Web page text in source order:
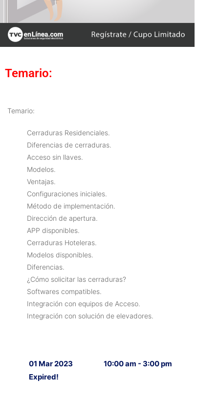
Temario:
Temario:
Cerraduras Residenciales.
Diferencias de cerraduras.
Acceso sin llaves.
Modelos.
Ventajas.
Configuraciones iniciales.
Método de implementación.
Dirección de apertura.
APP disponibles.
Cerraduras Hoteleras.
Modelos disponibles.
Diferencias.
¿Cómo solicitar las cerraduras?
Softwares compatibles.
Integración con equipos de Acceso.
Integración con solución de elevadores.
01 Mar 2023
Expired!
10:00 am - 3:00 pm